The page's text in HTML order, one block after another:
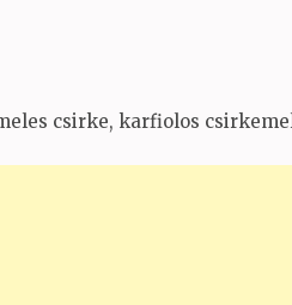
csirke, karfiolos